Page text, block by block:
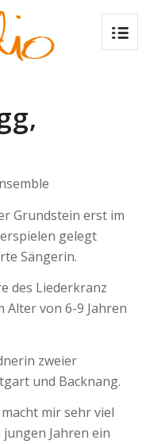
Grundstein erst im
gelegt
Sängerin.
des Liederkranz
Alter von 6-9 Jahren
zweier
und Backnang.
mir sehr viel
Jahren ein